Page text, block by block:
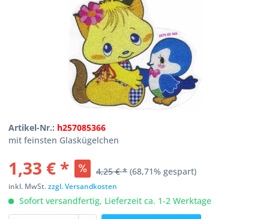
Artikel-Nr.: h257085366
mit feinsten Glaskügelchen
1,33 € * 4,25 € * (68,71% gespart)
inkl. MwSt.zzgl. Versandkosten
Sofort versandfertig, Lieferzeit ca. 1-2 Werktage